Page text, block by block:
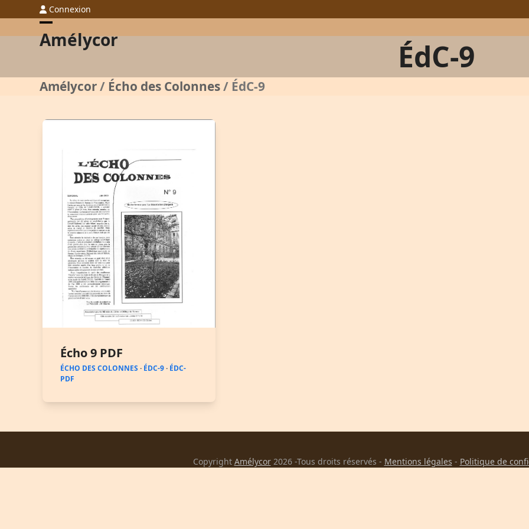
to
content
Connexion
Amélycor
Open
menu
Close
menu
ÉdC-9
Amélycor/ Écho des Colonnes/ ÉdC-9
Écho 9 PDF
ÉCHO DES COLONNES · ÉDC-9· ÉDC-
PDF
Copyright Amélycor2026 -Tous droits réservés - Mentions légales - Politique de